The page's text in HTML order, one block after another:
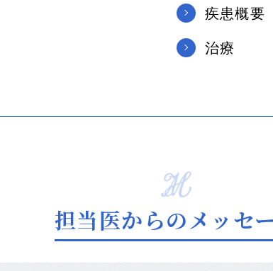
性症
疾患概要
治療
担当医からのメッセ